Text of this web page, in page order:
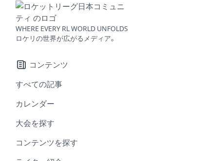
WHERE EVERY RL WORLD UNFOLDS
ロケリの世界が広がるメディア。
コンテンツ
すべての記事
カレンダー
大会を探す
コンテンツを探す